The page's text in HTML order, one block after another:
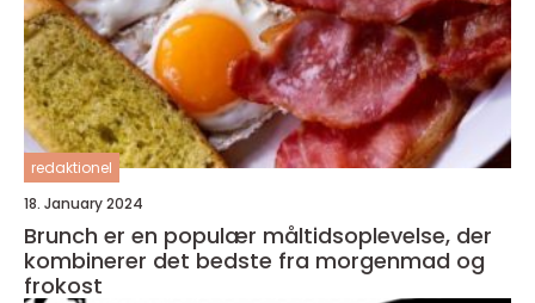
redaktionel
18. January 2024
Brunch er en populær måltidsoplevelse, der
kombinerer det bedste fra morgenmad og
frokost